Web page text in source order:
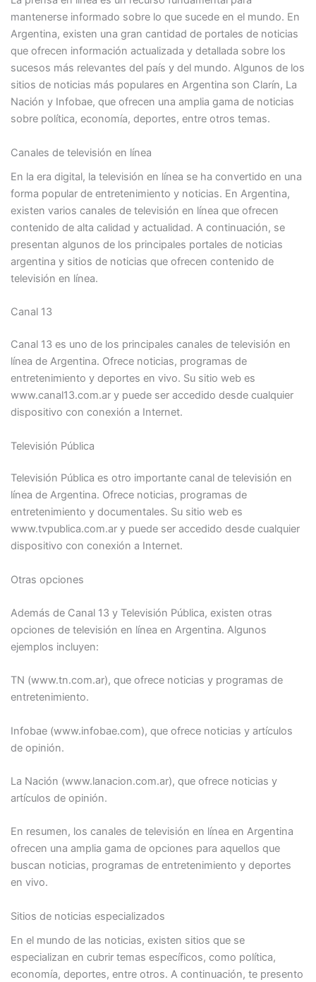
mantenerse informado sobre lo que sucede en el mundo. En
Argentina, existen una gran cantidad de portales de noticias
que ofrecen información actualizada y detallada sobre los
sucesos más relevantes del país y del mundo. Algunos de los
sitios de noticias más populares en Argentina son Clarín, La
Nación y Infobae, que ofrecen una amplia gama de noticias
sobre política, economía, deportes, entre otros temas.
Canales de televisión en línea
En la era digital, la televisión en línea se ha convertido en una
forma popular de entretenimiento y noticias. En Argentina,
existen varios canales de televisión en línea que ofrecen
contenido de alta calidad y actualidad. A continuación, se
presentan algunos de los principales portales de noticias
argentina y sitios de noticias que ofrecen contenido de
televisión en línea.
Canal 13
Canal 13 es uno de los principales canales de televisión en
línea de Argentina. Ofrece noticias, programas de
entretenimiento y deportes en vivo. Su sitio web es
www.canal13.com.ar y puede ser accedido desde cualquier
dispositivo con conexión a Internet.
Televisión Pública
Televisión Pública es otro importante canal de televisión en
línea de Argentina. Ofrece noticias, programas de
entretenimiento y documentales. Su sitio web es
www.tvpublica.com.ar y puede ser accedido desde cualquier
dispositivo con conexión a Internet.
Otras opciones
Además de Canal 13 y Televisión Pública, existen otras
opciones de televisión en línea en Argentina. Algunos
ejemplos incluyen:
TN (www.tn.com.ar), que ofrece noticias y programas de
entretenimiento.
Infobae (www.infobae.com), que ofrece noticias y artículos
de opinión.
La Nación (www.lanacion.com.ar), que ofrece noticias y
artículos de opinión.
En resumen, los canales de televisión en línea en Argentina
ofrecen una amplia gama de opciones para aquellos que
buscan noticias, programas de entretenimiento y deportes
en vivo.
Sitios de noticias especializados
En el mundo de las noticias, existen sitios que se
especializan en cubrir temas específicos, como política,
economía, deportes, entre otros. A continuación, te presento